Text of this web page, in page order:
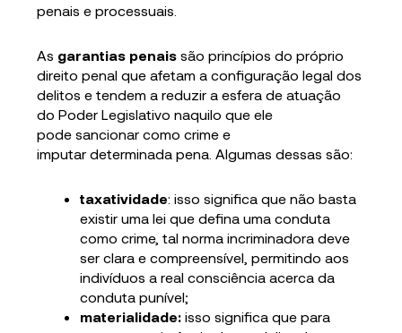
penais e processuais.
As garantias penais são princípios do próprio
direito penal que afetam a configuração legal dos
delitos e tendem a reduzir a esfera de atuação
do Poder Legislativo naquilo que ele
pode sancionar como crime e
imputar determinada pena. Algumas dessas são:
taxatividade: isso significa que não basta
existir uma lei que defina uma conduta
como crime, tal norma incriminadora deve
ser clara e compreensível, permitindo aos
indivíduos a real consciência acerca da
conduta punível;
materialidade:isso significa que para